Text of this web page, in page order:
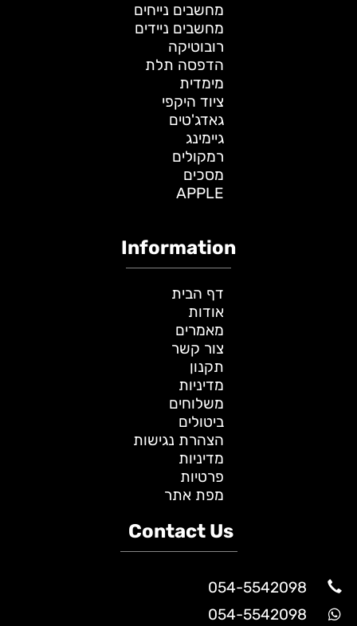
מחשבים נייחים
מחשבים ניידים
רובוטיקה
הדפסה תלת
מימדית
ציוד היקפי
גאדג'טים
גיימינג
רמקולים
מסכים
APPLE
Information
דף הבית
אודות
מאמרים
צור קשר
תקנון
מדיניות
משלוחים
ביטולים
הצהרת נגישות
מדיניות
פרטיות
מפת אתר
Contact Us
054-5542098
054-5542098